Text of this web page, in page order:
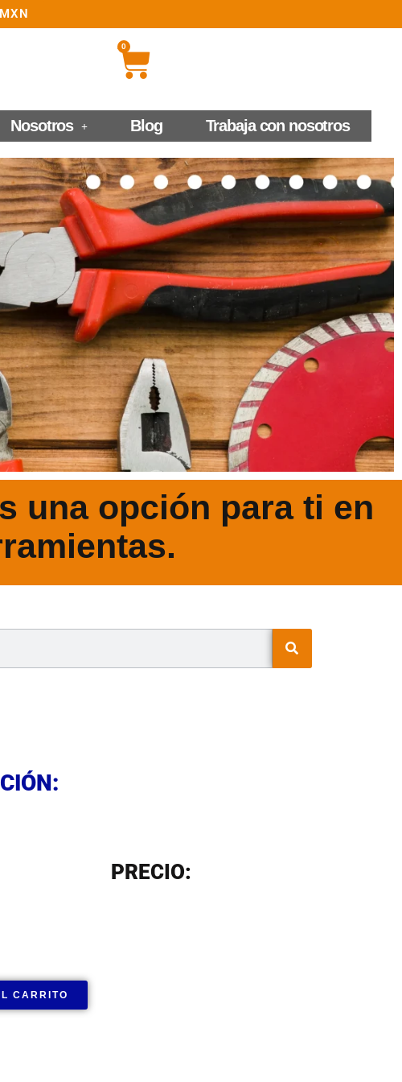
0
Nosotros Blog Trabaja con nosotros
una opción para ti en
PRECIO:
CARRITO